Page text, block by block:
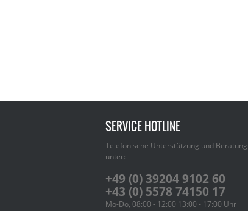
SERVICE HOTLINE
Telefonische Unterstützung und Beratung
unter:
+49 (0) 39204 9102 60
+43 (0) 5578 74150 17
Mo-Do, 08:00 - 12:00 13:00 - 17:00 Uhr